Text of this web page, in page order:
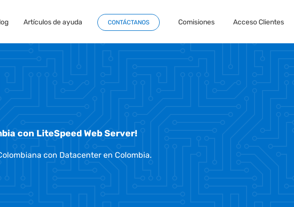
Artículos de ayuda CONTÁCTANOS Comisiones Acceso Clientes
con LiteSpeed Web Server!
con Datacenter en Colombia.